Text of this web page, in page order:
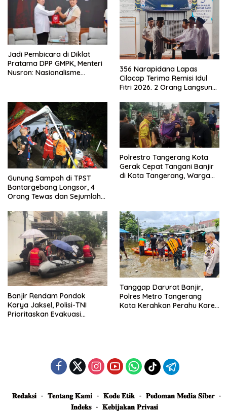
Jadi Pembicara di Diklat
Pratama DPP GMPK, Menteri
Nusron: Nasionalisme
356 Narapidana Lapas
Cilacap Terima Remisi Idul
Fitri 2026. 2 Orang Langsung
Gunung Sampah di TPST
Bantargebang Longsor, 4
Orang Tewas dan Sejumlah
Polrestro Tangerang Kota
Gerak Cepat Tangani Banjir
di Kota Tangerang, Warga
Banjir Rendam Pondok
Karya Jaksel, Polisi-TNI
Prioritaskan Evakuasi
Tanggap Darurat Banjir,
Polres Metro Tangerang
Kota Kerahkan Perahu Karet
𝐑𝐞𝐝𝐚𝐤𝐬𝐢 𝐓𝐞𝐧𝐭𝐚𝐧𝐠 𝐊𝐚𝐦𝐢 𝐊𝐨𝐝𝐞 𝐄𝐭𝐢𝐤
𝐏𝐞𝐝𝐨𝐦𝐚𝐧 𝐌𝐞𝐝𝐢𝐚 𝐒𝐢𝐛𝐞𝐫
𝐈𝐧𝐝𝐞𝐤𝐬
𝐊𝐞𝐛𝐢𝐣𝐚𝐤𝐚𝐧 𝐏𝐫𝐢𝐯𝐚𝐬𝐢